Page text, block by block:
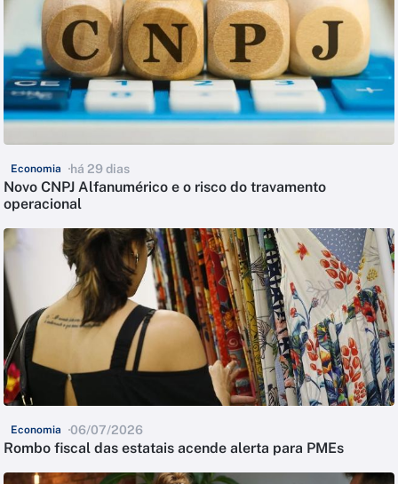
Economia há 29 dias
Novo CNPJ Alfanumérico e o risco do travamento
operacional
Economia 06/07/2026
Rombo fiscal das estatais acende alerta para PMEs